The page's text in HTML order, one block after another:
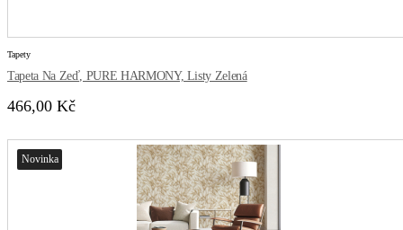
Tapety
Tapeta Na Zeď, PURE HARMONY, Listy Zelená
466,00 Kč
Novinka